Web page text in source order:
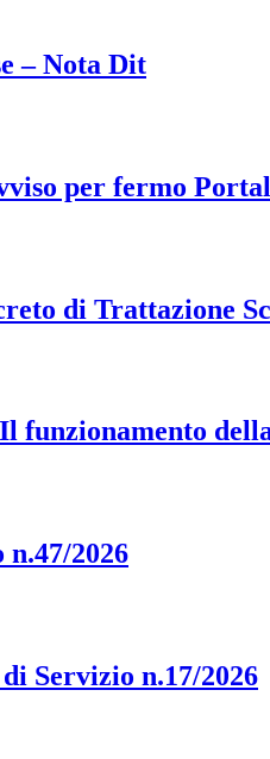
– Nota Dit
per fermo
di Trattazione
funzionamento
2026
Servizio n.17/2026